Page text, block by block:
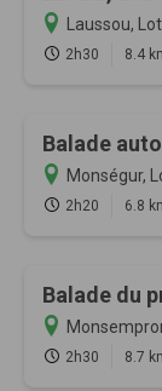
Laussou,
2h30 8.4
Balade
Monségur,
2h20 6.8
Balade du
2h30 8.7